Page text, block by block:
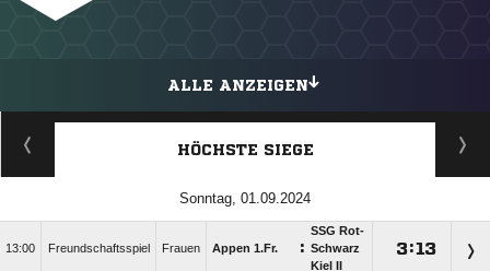
ALLE ANZEIGEN
HÖCHSTE SIEGE
Sonntag, 01.09.2024
13:00 Freundschaftsspiel Frauen Appen 1.Fr. :
SSG Rot-
Schwarz
Kiel II
: